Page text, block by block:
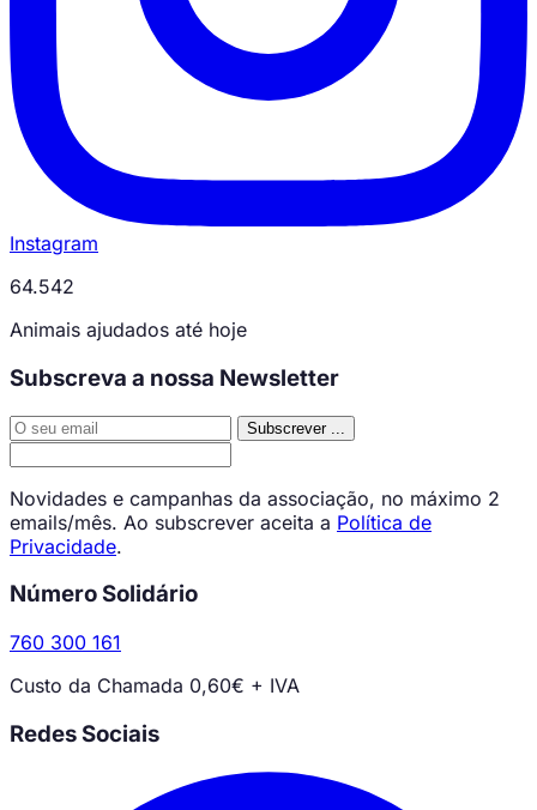
Instagram
64.542
Animais ajudados até hoje
Subscreva a nossa Newsletter
Subscrever
Novidades e campanhas da associação, no máximo 2
emails/mês. Ao subscrever aceita a Política de
Privacidade.
Número Solidário
760 300 161
Custo da Chamada 0,60€ + IVA
Redes Sociais